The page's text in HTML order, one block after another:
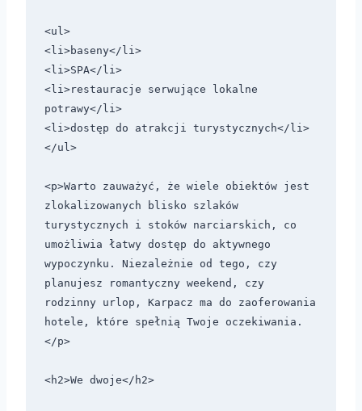
<ul>
<li>baseny</li>
<li>SPA</li>
<li>restauracje serwujące lokalne
potrawy</li>
<li>dostęp do atrakcji turystycznych</li>
</ul>
<p>Warto zauważyć, że wiele obiektów jest
zlokalizowanych blisko szlaków
turystycznych i stoków narciarskich, co
umożliwia łatwy dostęp do aktywnego
wypoczynku. Niezależnie od tego, czy
planujesz romantyczny weekend, czy
rodzinny urlop, Karpacz ma do zaoferowania
hotele, które spełnią Twoje oczekiwania.
</p>
<h2>We dwoje</h2>